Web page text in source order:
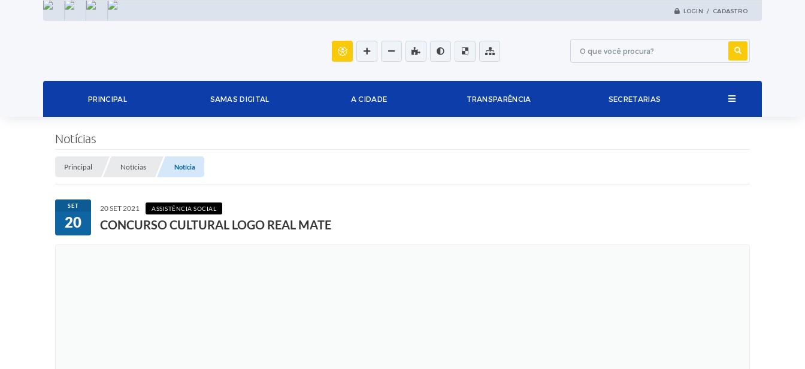
LOGIN / CADASTRO
INSTAGRAMFACEBOOKLINKEDIN
PRINCIPAL SAMAS DIGITAL A CIDADE TRANSPARÊNCIA SECRETARIAS
Notícias
Principal Notícias Notícia
SET
20
20 SET 2021 ASSISTÊNCIA SOCIAL
CONCURSO CULTURAL LOGO REAL MATE